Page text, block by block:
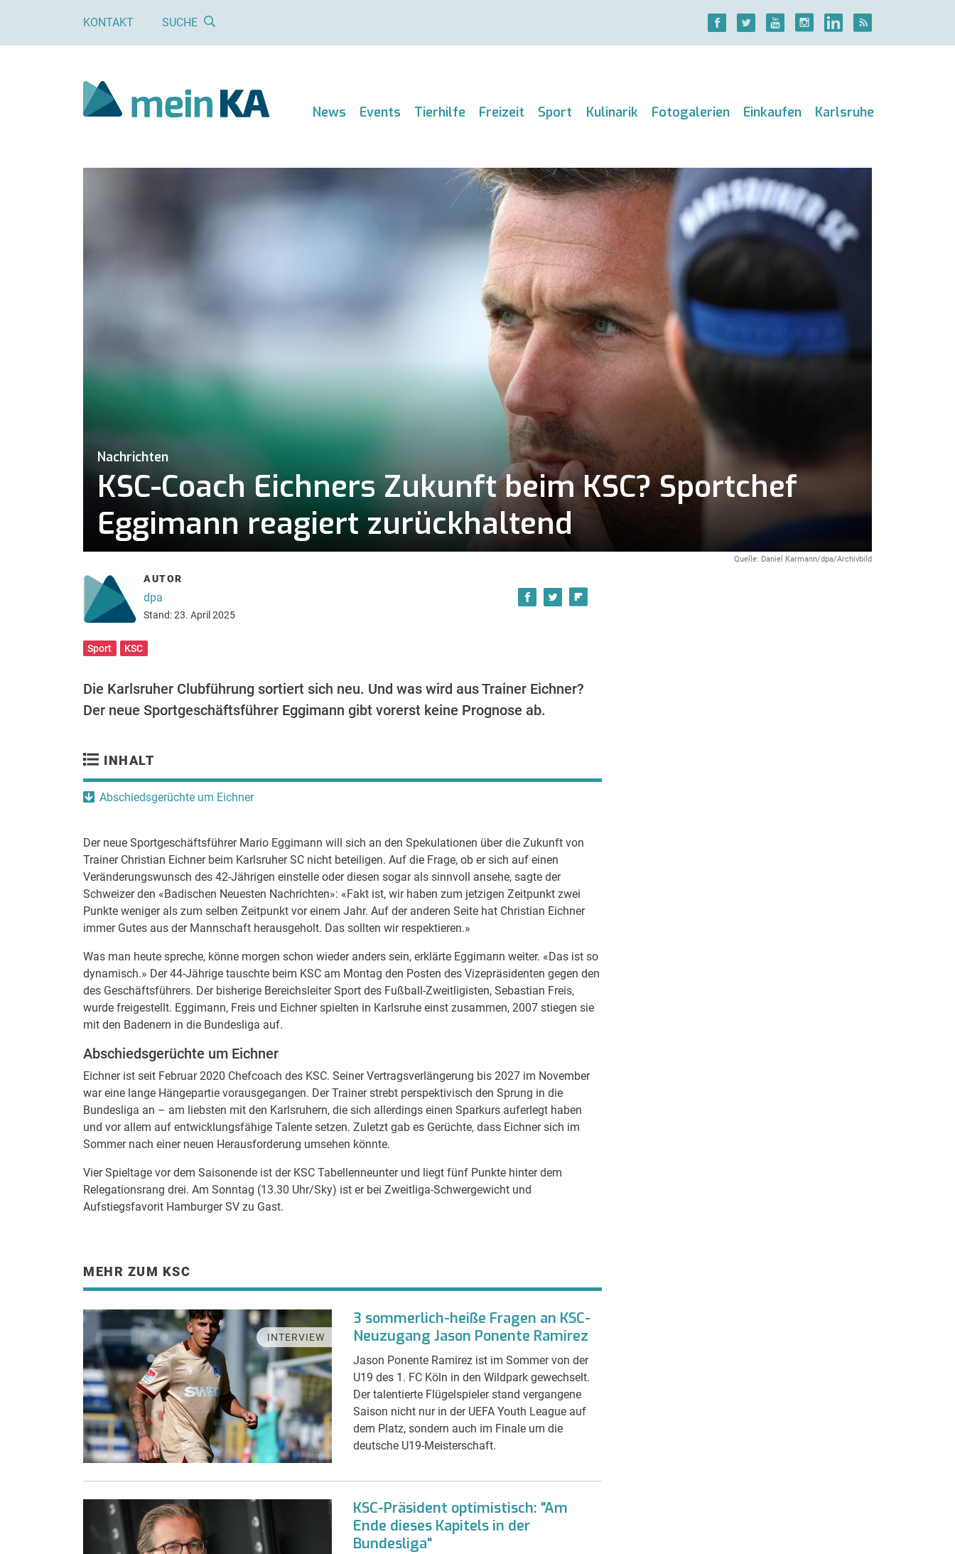
KONTAKT SUCHE
News Events Tierhilfe Freizeit Sport Kulinarik Fotogalerien Einkaufen Karlsruhe
Nachrichten
KSC-Coach Eichners Zukunft beim KSC? Sportchef
Eggimann reagiert zurückhaltend
Quelle: Daniel Karmann/dpa/Archivbild
AUTOR
dpa
Stand: 23. April 2025
Sport KSC
Die Karlsruher Clubführung sortiert sich neu. Und was wird aus Trainer Eichner?
Der neue Sportgeschäftsführer Eggimann gibt vorerst keine Prognose ab.
INHALT
Abschiedsgerüchte um Eichner
Der neue Sportgeschäftsführer Mario Eggimann will sich an den Spekulationen über die Zukunft von
Trainer Christian Eichner beim Karlsruher SC nicht beteiligen. Auf die Frage, ob er sich auf einen
Veränderungswunsch des 42-Jährigen einstelle oder diesen sogar als sinnvoll ansehe, sagte der
Schweizer den «Badischen Neuesten Nachrichten»: «Fakt ist, wir haben zum jetzigen Zeitpunkt zwei
Punkte weniger als zum selben Zeitpunkt vor einem Jahr. Auf der anderen Seite hat Christian Eichner
immer Gutes aus der Mannschaft herausgeholt. Das sollten wir respektieren.»
Was man heute spreche, könne morgen schon wieder anders sein, erklärte Eggimann weiter. «Das ist so
dynamisch.» Der 44-Jährige tauschte beim KSC am Montag den Posten des Vizepräsidenten gegen den
des Geschäftsführers. Der bisherige Bereichsleiter Sport des Fußball-Zweitligisten, Sebastian Freis,
wurde freigestellt. Eggimann, Freis und Eichner spielten in Karlsruhe einst zusammen, 2007 stiegen sie
mit den Badenern in die Bundesliga auf.
Abschiedsgerüchte um Eichner
Eichner ist seit Februar 2020 Chefcoach des KSC. Seiner Vertragsverlängerung bis 2027 im November
war eine lange Hängepartie vorausgegangen. Der Trainer strebt perspektivisch den Sprung in die
Bundesliga an – am liebsten mit den Karlsruhern, die sich allerdings einen Sparkurs auferlegt haben
und vor allem auf entwicklungsfähige Talente setzen. Zuletzt gab es Gerüchte, dass Eichner sich im
Sommer nach einer neuen Herausforderung umsehen könnte.
Vier Spieltage vor dem Saisonende ist der KSC Tabellenneunter und liegt fünf Punkte hinter dem
Relegationsrang drei. Am Sonntag (13.30 Uhr/Sky) ist er bei Zweitliga-Schwergewicht und
Aufstiegsfavorit Hamburger SV zu Gast.
MEHR ZUM KSC
INTERVIEW
3 sommerlich-heiße Fragen an KSC-
Neuzugang Jason Ponente Ramirez
Jason Ponente Ramirez ist im Sommer von der
U19 des 1. FC Köln in den Wildpark gewechselt.
Der talentierte Flügelspieler stand vergangene
Saison nicht nur in der UEFA Youth League auf
dem Platz, sondern auch im Finale um die
deutsche U19-Meisterschaft.
KSC-Präsident optimistisch: "Am
Ende dieses Kapitels in der
Bundesliga"